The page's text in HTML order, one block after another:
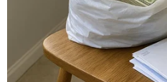
TIN LIÊN QUAN